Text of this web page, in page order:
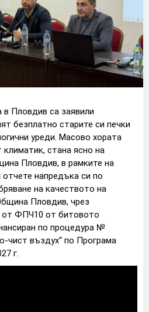
Пловдив са заявили
безплатно старите си печки
уреди. Масово хората
стана ясно на
Пловдив, в рамките на
напредъка си по
на качеството на
Пловдив, чрез
от ФПЧ10 от битовото
по процедура №
чист въздух“ по Програма
г.